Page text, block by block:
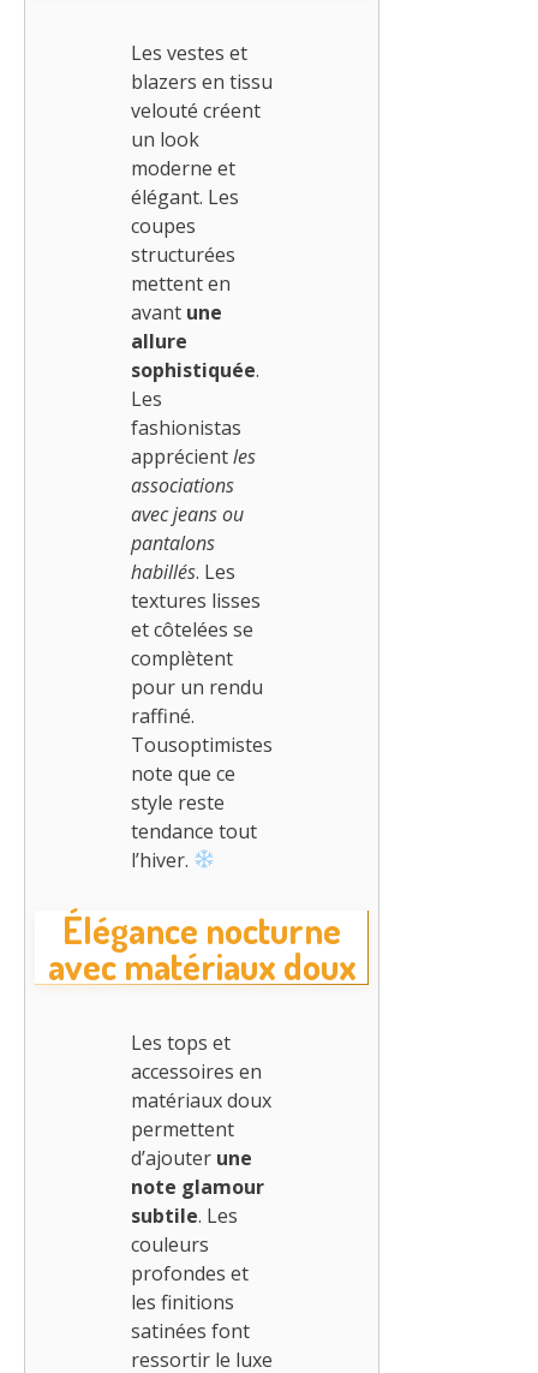
Les vestes et
blazers en tissu
velouté créent
un look
moderne et
élégant. Les
coupes
structurées
mettent en
avant une
allure
sophistiquée.
Les
fashionistas
apprécientles
associations
avec jeans ou
pantalons
habillés. Les
textures lisses
et côtelées se
complètent
pour un rendu
raffiné.
Tousoptimistes
note que ce
style reste
tendance tout
l’hiver.
Élégance nocturne
avec matériaux doux
Les tops et
accessoires en
matériaux doux
permettent
d’ajouter une
note glamour
subtile. Les
couleurs
profondes et
les finitions
satinées font
ressortir le luxe